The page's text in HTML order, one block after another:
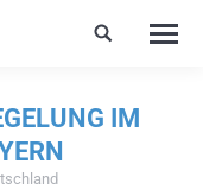
IM